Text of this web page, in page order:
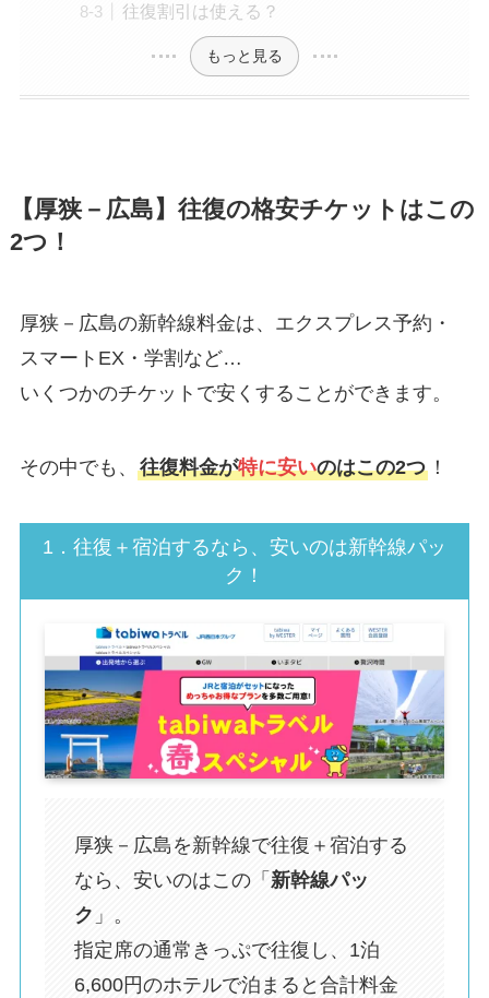
往復割引は使える？
もっと見る
【厚狭－広島】往復の格安チケットはこの
2つ！
厚狭－広島の新幹線料金は、エクスプレス予約・
スマートEX・学割など…
いくつかのチケットで安くすることができます。
その中でも、 往復料金が特に安いのはこの2つ！
1．往復＋宿泊するなら、安いのは新幹線パッ
ク！
厚狭－広島を新幹線で往復＋宿泊する
なら、安いのはこの「 新幹線パッ
ク 」。
指定席の通常きっぷで往復し、1泊
6,600円のホテルで泊まると合計料金